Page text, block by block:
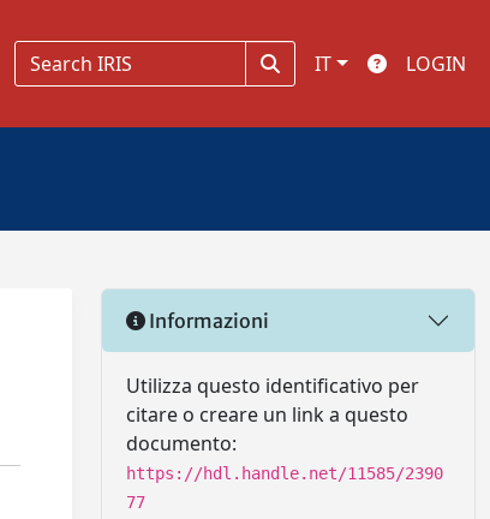
IT LOGIN
Informazioni
Utilizza questo identificativo per
citare o creare un link a questo
documento:
https://hdl.handle.net/11585/2390
77